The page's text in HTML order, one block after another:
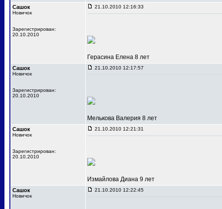
Сашок
Новичок
Зарегистрирован:
20.10.2010
21.10.2010 12:16:33
Герасина Елена 8 лет
Сашок
Новичок
Зарегистрирован:
20.10.2010
21.10.2010 12:17:57
Мелькова Валерия 8 лет
Сашок
Новичок
Зарегистрирован:
20.10.2010
21.10.2010 12:21:31
Измайлова Диана 9 лет
Сашок
Новичок
21.10.2010 12:22:45